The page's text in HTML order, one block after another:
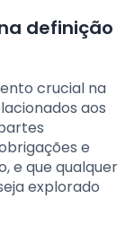
definição
crucial na
aos
e
e que qualquer
explorado